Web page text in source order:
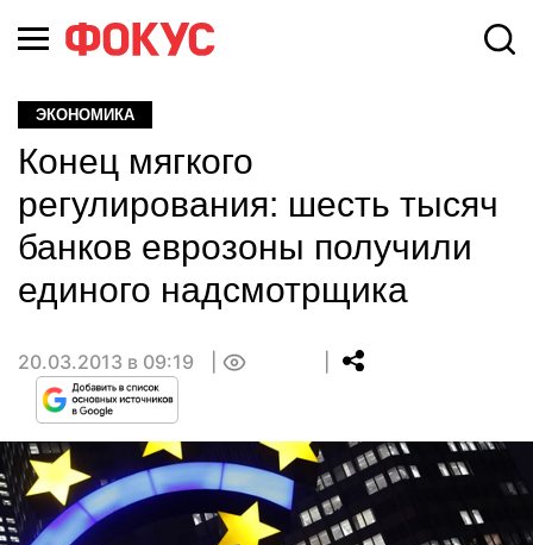
ЭКОНОМИКА
Конец мягкого
регулирования: шесть тысяч
банков еврозоны получили
единого надсмотрщика
20.03.2013 в 09:19